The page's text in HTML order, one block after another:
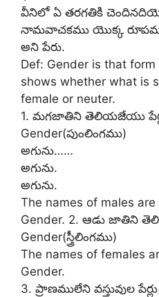
వీనిలో ఏ తరగతికి
నామవాచకము యొక్క
అని పేరు.
Def: Gender is that
shows whether what is
female or neuter.
1. మగజాతిని తెలియజేయు
Gender(పుంలింగము)
అగును……
అగును.
అగును.
The names of males
Gender. 2. ఆడు జాతిని
Gender(స్త్రీలింగము)
The names of females
Gender.
3. ప్రాణములేని వస్తువుల